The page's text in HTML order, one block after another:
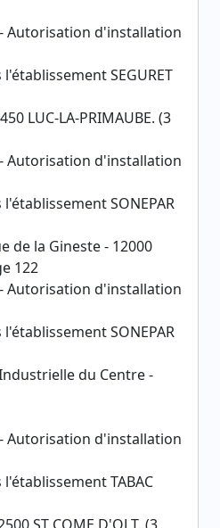
- Autorisation d'installation
SEGURET
LUC-LA-PRIMAUBE. (3
- Autorisation d'installation
SONEPAR
de la Gineste - 12000
122
- Autorisation d'installation
SONEPAR
du Centre -
- Autorisation d'installation
TABAC